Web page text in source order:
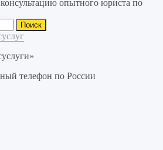
опытного юриста по
телефон по России